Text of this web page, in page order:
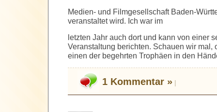
Medien- und Filmgesellschaft Baden-
veranstaltet wird. Ich war im
letzten Jahr auch dort und kann von einer
Veranstaltung berichten. Schauen wir mal,
einen der begehrten Trophäen in den
1 Kommentar » |